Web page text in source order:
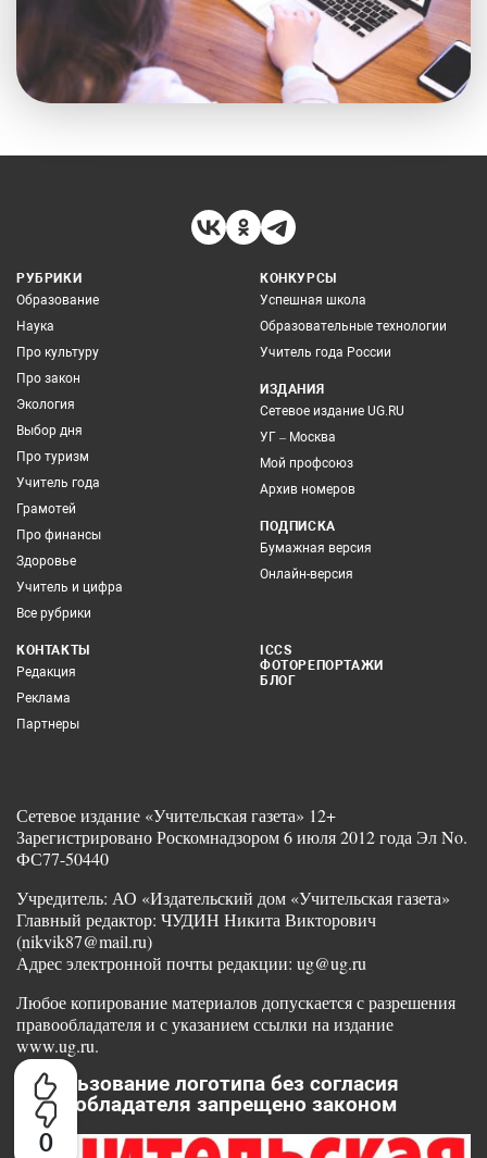
0
РУБРИКИ
Образование
Наука
Про культуру
Про закон
Экология
Выбор дня
Про туризм
Учитель года
Грамотей
Про финансы
Здоровье
Учитель и цифра
Все рубрики
КОНКУРСЫ
Успешная школа
Образовательные технологии
Учитель года России
ИЗДАНИЯ
Сетевое издание UG.RU
УГ – Москва
Мой профсоюз
Архив номеров
ПОДПИСКА
Бумажная версия
Онлайн-версия
КОНТАКТЫ
Редакция
Реклама
Партнеры
ICCS
ФОТОРЕПОРТАЖИ
БЛОГ
Сетевое издание «Учительская газета» 12+
Зарегистрировано Роскомнадзором 6 июля 2012 года Эл No.
ФС77-50440
Учредитель: АО «Издательский дом «Учительская газета»
Главный редактор: ЧУДИН Никита Викторович
(nikvik87@mail.ru)
Адрес электронной почты редакции: ug@ug.ru
Любое копирование материалов допускается с разрешения
правообладателя и с указанием ссылки на издание
www.ug.ru.
Использование логотипа без согласия
правообладателя запрещено законом